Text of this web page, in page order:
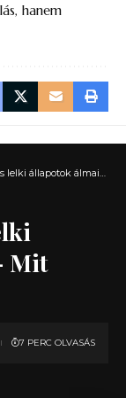
hanem
álmainkban – Mit jelentenek ezek?
Mit
7 PERC OLVASÁS